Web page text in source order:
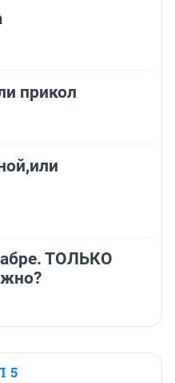
прикол
ТОЛЬКО
5